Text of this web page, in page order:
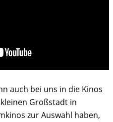
auch bei uns in die Kinos
Großstadt in
zur Auswahl haben,